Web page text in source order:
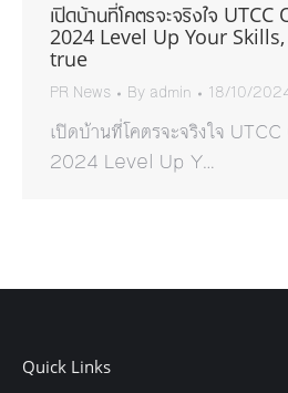
เปิดบ้านที่โคตรจะจริงใจ
2024 Level Up Your
true
PR News By admin 18/10/
เปิดบ้านที่โคตรจะจริงใจ
2024 Level Up Y…
Quick Links